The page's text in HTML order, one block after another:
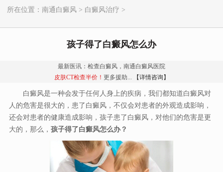
所在位置： 南通白癜风 > 白癜风治疗 >
孩子得了白癜风怎么办
最新医讯：检查白癜风，南通白癜风医院
皮肤CT检查半价！ 更多援助... 【详情咨询】
白癜风是一种会发于任何人身上的疾病，我们都知道白癜风对
人的危害是很大的，患了白癜风，不仅会对患者的外观造成影响，
还会对患者的健康造成影响，孩子患了白癜风，对他们的危害是更
大的，那么， 孩子得了白癜风怎么办？